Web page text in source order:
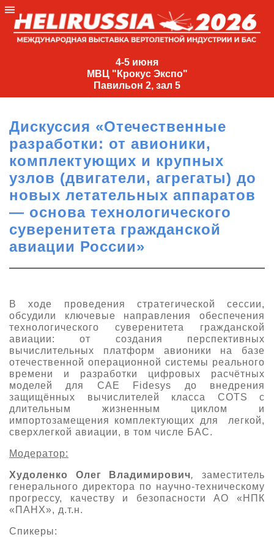
4-5 июня
МВЦ "Крокус Экспо"
Павильон 2, зал 5
4-
МВЦ
Экспо"
Павильон
2,
зал
5
+7
(495)
477-
33-81
Партнеры выставки
Крокус Экспо
Даты будущих выставок
Документы
Контакты
Для участников
Заявка на участие
Заочное участие
Прилет на выставку
Основные требования МВЦ «Крокус Экспо»
Для посетителей
Место проведения HeliRussia
Схема проезда
Правила доступа и пребывания Крокус Экспо
Для СМИ
Аккредитация прессы
Условия инфопартнёрства
Положение об аккредитации
Публикации о выставке
Пресс-релизы
Архив
Дискуссия «Отечественные
разработки: от авионики,
комплектующих и крупных
узлов (двигатели, агрегаты) до
новых летательных аппаратов
— основа технологического
суверенитета гражданской
авиации России»
В ходе проведения стратегической сессии,
обсудили ключевые направления обеспечения
технологического суверенитета гражданской
авиации: от создания перспективных
вычислительных платформ авионики на базе
отечественной операционной системы реального
времени и разработки цифровых расчётных
моделей для CAE Fidesys до внедрения
защищённых вычислителей класса COTS с
длительным жизненным циклом и
импортозамещения комплектующих для легкой,
сверхлегкой авиации, в том числе БАС.
Модератор:
Худоленко Олег Владимирович,заместитель
генерального директора по научно-техническому
прогрессу, качеству и безопасности АО «НПК
«ПАНХ», д.т.н.
Спикеры: